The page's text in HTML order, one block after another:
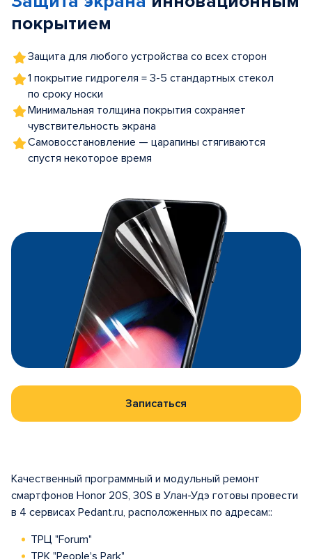
покрытием
Защита для любого устройства со всех сторон
1 покрытие гидрогеля = 3-5 стандартных стекол
по сроку носки
Минимальная толщина покрытия сохраняет
чувствительность экрана
Самовосстановление — царапины стягиваются
спустя некоторое время
Записаться
Качественный программный и модульный ремонт
смартфонов Honor 20S, 30S в Улан-Удэ готовы провести
в 4 сервисах Pedant.ru, расположенных по адресам::
ТРЦ "Forum"
ТРК "People's Park"